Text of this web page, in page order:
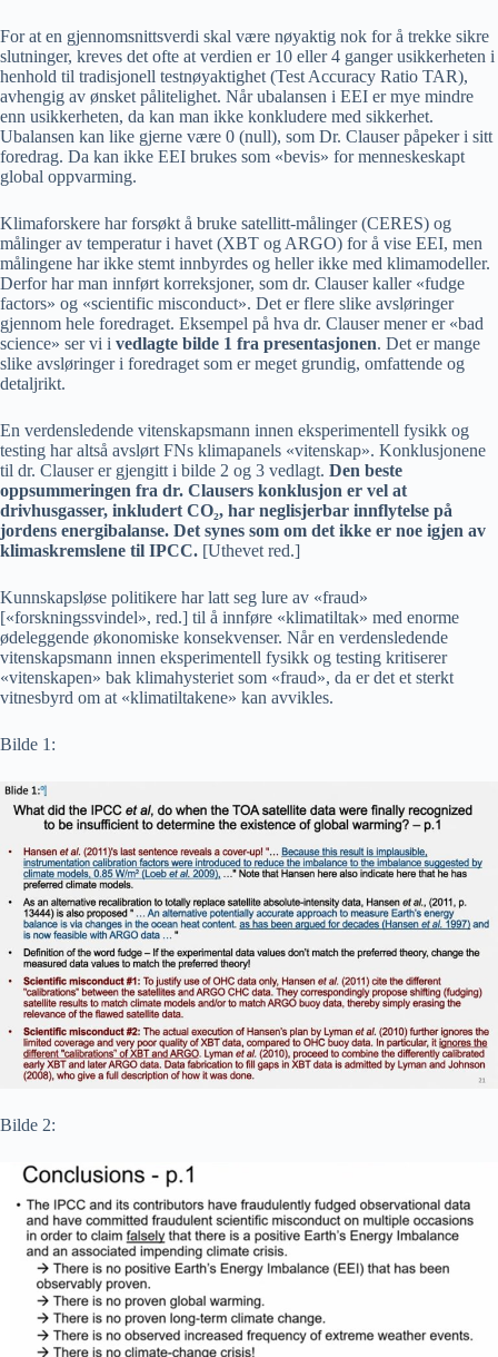
For at en gjennomsnittsverdi skal være nøyaktig nok for å trekke sikre
slutninger, kreves det ofte at verdien er 10 eller 4 ganger usikkerheten i
henhold til tradisjonell testnøyaktighet (Test Accuracy Ratio TAR),
avhengig av ønsket pålitelighet. Når ubalansen i EEI er mye mindre
enn usikkerheten, da kan man ikke konkludere med sikkerhet.
Ubalansen kan like gjerne være 0 (null), som Dr. Clauser påpeker i sitt
foredrag. Da kan ikke EEI brukes som «bevis» for menneskeskapt
global oppvarming.
Klimaforskere har forsøkt å bruke satellitt-målinger (CERES) og
målinger av temperatur i havet (XBT og ARGO) for å vise EEI, men
målingene har ikke stemt innbyrdes og heller ikke med klimamodeller.
Derfor har man innført korreksjoner, som dr. Clauser kaller «fudge
factors» og «scientific misconduct». Det er flere slike avsløringer
gjennom hele foredraget. Eksempel på hva dr. Clauser mener er «bad
science» ser vi i vedlagte bilde 1 fra presentasjonen. Det er mange
slike avsløringer i foredraget som er meget grundig, omfattende og
detaljrikt.
En verdensledende vitenskapsmann innen eksperimentell fysikk og
testing har altså avslørt FNs klimapanels «vitenskap». Konklusjonene
til dr. Clauser er gjengitt i bilde 2 og 3 vedlagt. Den beste
oppsummeringen fra dr. Clausers konklusjon er vel at
drivhusgasser, inkludert CO₂, har neglisjerbar innflytelse på
jordens energibalanse. Det synes som om det ikke er noe igjen av
klimaskremslene til IPCC. [Uthevet red.]
Kunnskapsløse politikere har latt seg lure av «fraud»
[«forskningssvindel», red.] til å innføre «klimatiltak» med enorme
ødeleggende økonomiske konsekvenser. Når en verdensledende
vitenskapsmann innen eksperimentell fysikk og testing kritiserer
«vitenskapen» bak klimahysteriet som «fraud», da er det et sterkt
vitnesbyrd om at «klimatiltakene» kan avvikles.
Bilde 1:
Bilde 2: